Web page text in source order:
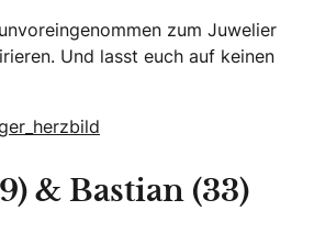
zum Juwelier
Und lasst euch auf keinen
& Bastian (33)